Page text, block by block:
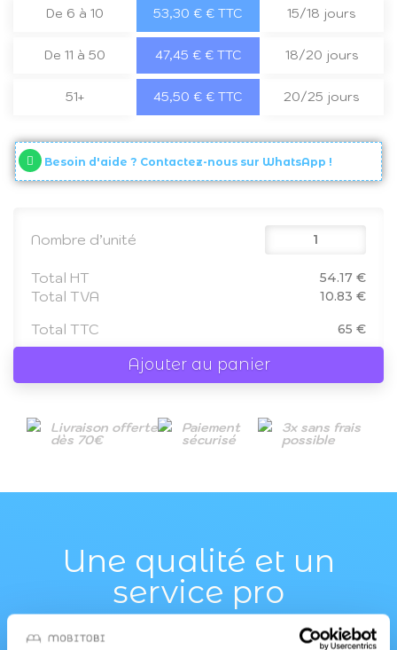
De 6 à 10 53,30 € € TTC 15/18 jours
De 11 à 50 47,45 € € TTC 18/20 jours
51+ 45,50 € € TTC 20/25 jours
Besoin d'aide ? Contactez-nous sur WhatsApp !
Nombre d’unité
Total HT 54.17 €
Total TVA 10.83 €
Total TTC 65 €
Ajouter au panier
Livraison offerte
dès 70€
Paiement
sécurisé
3x sans frais
possible
Une qualité et un
service pro